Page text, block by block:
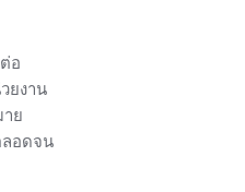
อ
ยงาน
ย
ลอดจน